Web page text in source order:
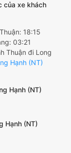
của xe khách
18:15
03:21
Thuận đi Long
Hạnh (NT)
Hạnh (NT)
Hạnh (NT)